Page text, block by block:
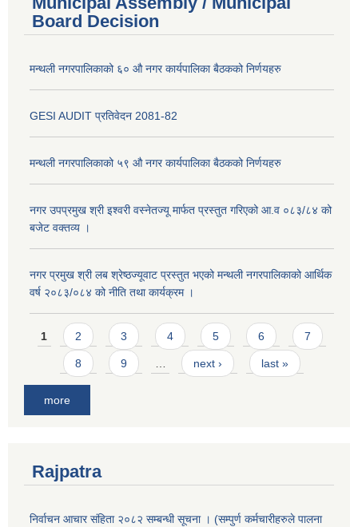
Board Decision
मन्थली नगरपालिकाको ६० औ नगर कार्यपालिका बैठकको निर्णयहरु
GESI AUDIT प्रतिवेदन 2081-82
मन्थली नगरपालिकाको ५९ औ नगर कार्यपालिका बैठकको निर्णयहरु
नगर उपप्रमुख श्री इश्वरी वस्नेतज्यू मार्फत प्रस्तुत गरिएको आ.व ०८३/८४ को
बजेट वक्तव्य ।
नगर प्रमुख श्री लब श्रेष्ठज्यूवाट प्रस्तुत भएको मन्थली नगरपालिकाको आर्थिक
वर्ष २०८३/०८४ को नीति तथा कार्यक्रम ।
Pages
1 2 3 4 5 6 7
8 9 next › last »
more
Rajpatra
निर्वाचन आचार संहिता २०८२ सम्बन्धी सूचना । (सम्पुर्ण कर्मचारीहरुले पालना